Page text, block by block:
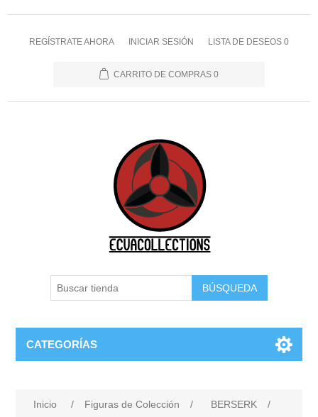
REGÍSTRATE AHORA INICIAR SESIÓN LISTA DE DESEOS 0
CARRITO DE COMPRAS 0
BÚSQUEDA
CATEGORÍAS
Inicio / Figuras de Colección / BERSERK
/